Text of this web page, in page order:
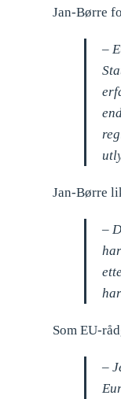
Jan-Børre
–
Jan-Børre
–
Som EU-
–